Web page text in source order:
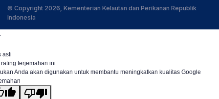
© Copyright 2026, Kementerian Kelautan dan Perikanan Republik
Indonesia
.
asli
terjemahan ini
Anda akan digunakan untuk membantu meningkatkan kualitas Google